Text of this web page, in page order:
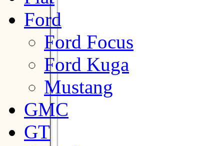
Ford
Ford Focus
Ford Kuga
Mustang
GMC
GT